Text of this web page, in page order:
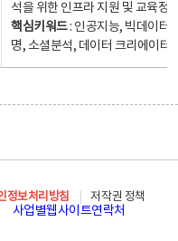
석을 위한 인프라 지원 및 교육정
핵심키워드: 인공지능, 빅데이터,
명, 소셜분석, 데이터 크리에이터
정보처리방침
저작권 정책
사업별웹사이트연락처